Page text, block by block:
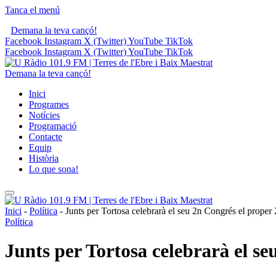
Tanca el menú
Demana la teva cançó!
Facebook Instagram X (Twitter)YouTube TikTok
Facebook Instagram X (Twitter)YouTube TikTok
Demana la teva cançó!
Inici
Programes
Notícies
Programació
Contacte
Equip
Història
Lo que sona!
Inici - Política - Junts per Tortosa celebrarà el seu 2n Congrés el proper
Política
Junts per Tortosa celebrarà el